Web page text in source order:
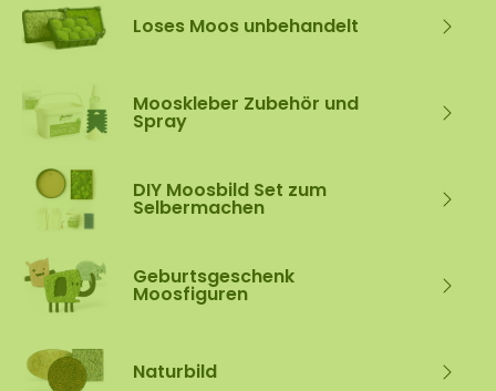
Loses Moos unbehandelt
Mooskleber Zubehör und
Spray
DIY Moosbild Set zum
Selbermachen
Geburtsgeschenk
Moosfiguren
Naturbild